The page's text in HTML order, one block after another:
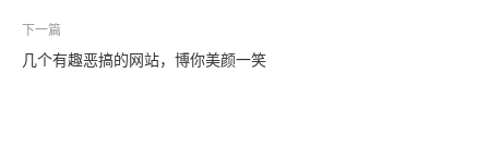
下一篇
几个有趣恶搞的网站，博你美颜一笑